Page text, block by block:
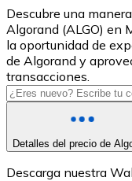
USD Coin
USDC
Descubre una
Algorand (ALGO) en
la oportunidad de
de Algorand y
transacciones.
Detalles del precio de
Descarga nuestra